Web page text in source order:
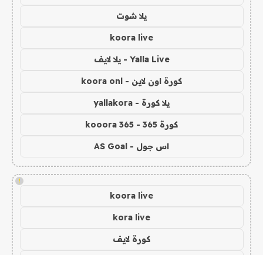
يلا شوت
koora live
Yalla Live - يلا لايف
كورة اون لاين - koora onl
يلا كورة - yallakora
كورة 365 - kooora 365
اس جول - AS Goal
!
koora live
kora live
كورة لايف